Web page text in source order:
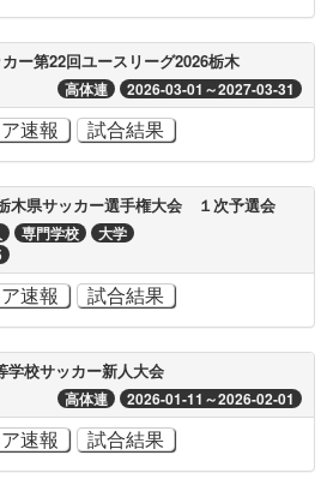
ー第22回ユースリーグ2026栃木
高体連 2026-03-01～2027-03-31
速報 試合結果
木県サッカー選手権大会 １次予選会
専門学校
大学
速報 試合結果
学校サッカー新人大会
高体連 2026-01-11～2026-02-01
速報 試合結果